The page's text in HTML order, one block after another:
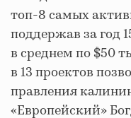
топ-8 самых
поддержав за год
в среднем по $50
в 13 проектов
правления
«Европейский»